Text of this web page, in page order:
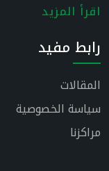
اقرأ المزيد
رابط مفيد
المقالات
سياسة الخصوصية
مراكزنا